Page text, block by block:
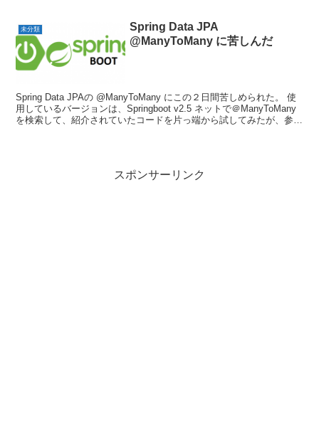
未分類
Spring Data JPA
@ManyToMany に苦しんだ
Spring Data JPAの @ManyToMany にこの２日間苦しめられた。 使
用しているバージョンは、Springboot v2.5 ネットで＠ManyToMany
を検索して、紹介されていたコードを片っ端から試してみたが、参考
スポンサーリンク